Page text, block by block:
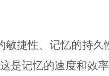
敏捷性、记忆的持
这是记忆的速度和效